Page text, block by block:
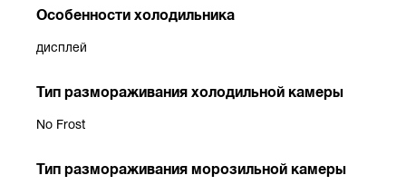
Особенности холодильника
дисплей
Тип размораживания холодильной камеры
No Frost
Тип размораживания морозильной камеры